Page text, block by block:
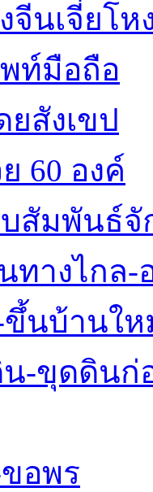
นเจี่ยโห
ท์มือถือ
ยสังเขป
60 องค์
สัมพันธ์จั
ทางไกล-
ขึ้นบ้านใ
-ขุดดินก่
อพร